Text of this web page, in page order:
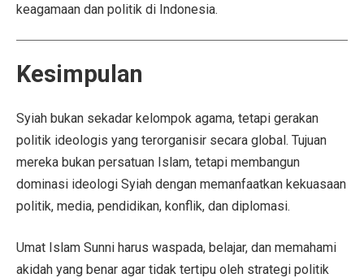
keagamaan dan politik di Indonesia.
Kesimpulan
Syiah bukan sekadar kelompok agama, tetapi gerakan
politik ideologis yang terorganisir secara global. Tujuan
mereka bukan persatuan Islam, tetapi membangun
dominasi ideologi Syiah dengan memanfaatkan kekuasaan
politik, media, pendidikan, konflik, dan diplomasi.
Umat Islam Sunni harus waspada, belajar, dan memahami
akidah yang benar agar tidak tertipu oleh strategi politik